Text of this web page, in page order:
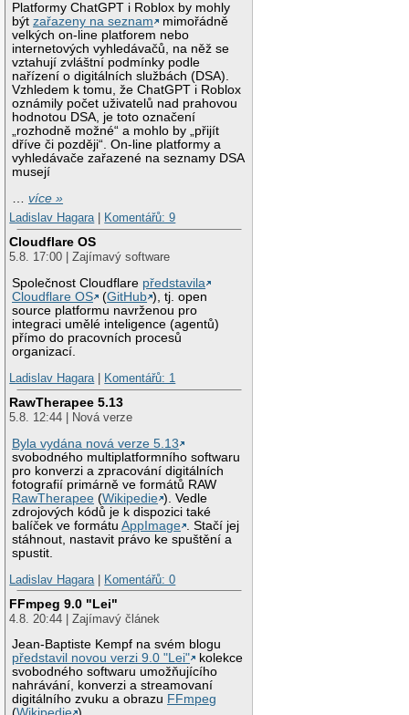
Platformy ChatGPT i Roblox by mohly
býtzařazeny na seznam
mimořádně
velkých on-line platforem nebo
internetových vyhledávačů, na něž se
vztahují zvláštní podmínky podle
nařízení o digitálních službách (DSA).
Vzhledem k tomu, že ChatGPT i Roblox
oznámily počet uživatelů nad prahovou
hodnotou DSA, je toto označení
„rozhodně možné“ a mohlo by „přijít
dříve či později“. On-line platformy a
vyhledávače zařazené na seznamy DSA
musejí
…více »
Ladislav Hagara| Komentářů: 9
Cloudflare OS
5.8. 17:00 | Zajímavý software
Společnost Cloudflare představila
Cloudflare OS
(GitHub ), tj. open
source platformu navrženou pro
integraci umělé inteligence (agentů)
přímo do pracovních procesů
organizací.
Ladislav Hagara| Komentářů: 1
RawTherapee 5.13
5.8. 12:44 | Nová verze
Byla vydána nová verze 5.13
svobodného multiplatformního softwaru
pro konverzi a zpracování digitálních
fotografií primárně ve formátů RAW
RawTherapee (Wikipedie ). Vedle
zdrojových kódů je k dispozici také
balíček ve formátuAppImage
. Stačí jej
stáhnout, nastavit právo ke spuštění a
spustit.
Ladislav Hagara| Komentářů: 0
FFmpeg 9.0 "Lei"
4.8. 20:44 | Zajímavý článek
Jean-Baptiste Kempf na svém blogu
představil novou verzi 9.0 "Lei"
kolekce
svobodného softwaru umožňujícího
nahrávání, konverzi a streamovaní
digitálního zvuku a obrazu FFmpeg